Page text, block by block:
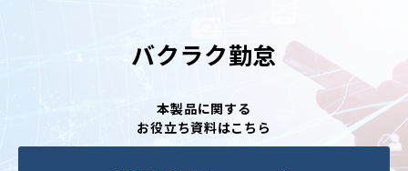
バクラク勤怠
本製品に関する
お役立ち資料はこちら